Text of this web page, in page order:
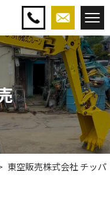
東空販売株式会社 チッパ